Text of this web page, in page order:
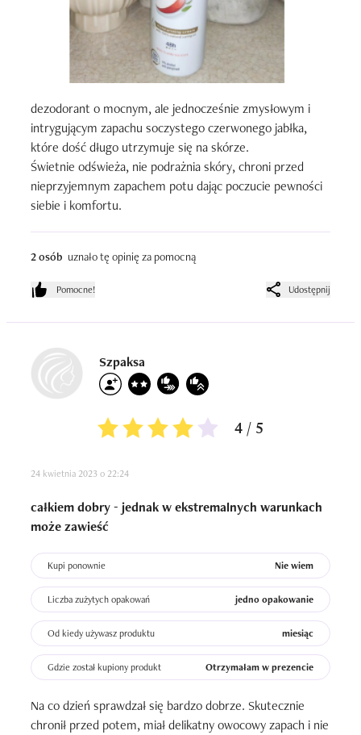
dezodorant o mocnym, ale jednocześnie zmysłowym i
intrygującym zapachu soczystego czerwonego jabłka,
które dość długo utrzymuje się na skórze.
Świetnie odświeża, nie podrażnia skóry, chroni przed
nieprzyjemnym zapachem potu dając poczucie pewności
siebie i komfortu.
2 osób uznało tę opinię za pomocną
Pomocne! Udostępnij
Szpaksa
4 / 5
24 kwietnia 2023 o 22:24
całkiem dobry - jednak w ekstremalnych warunkach
może zawieść
Kupi ponownie Nie wiem
Liczba zużytych opakowań jedno opakowanie
Od kiedy używasz produktu miesiąc
Gdzie został kupiony produkt Otrzymałam w prezencie
Na co dzień sprawdzał się bardzo dobrze. Skutecznie
chronił przed potem, miał delikatny owocowy zapach i nie